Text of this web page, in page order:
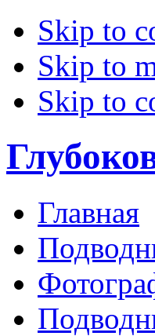
Skip to
Skip to
Skip to
Главная